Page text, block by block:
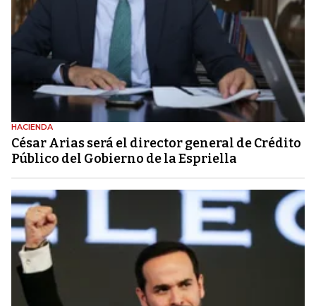
HACIENDA
César Arias será el director general de Crédito
Público del Gobierno de la Espriella